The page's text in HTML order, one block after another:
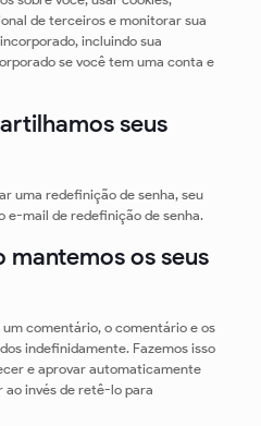
de terceiros e monitorar sua
incluindo sua
se você tem uma conta e
seus
uma redefinição de senha, seu
e-mail de redefinição de senha.
mantemos os seus
um comentário, o comentário e os
indefinidamente. Fazemos isso
e aprovar automaticamente
invés de retê-lo para